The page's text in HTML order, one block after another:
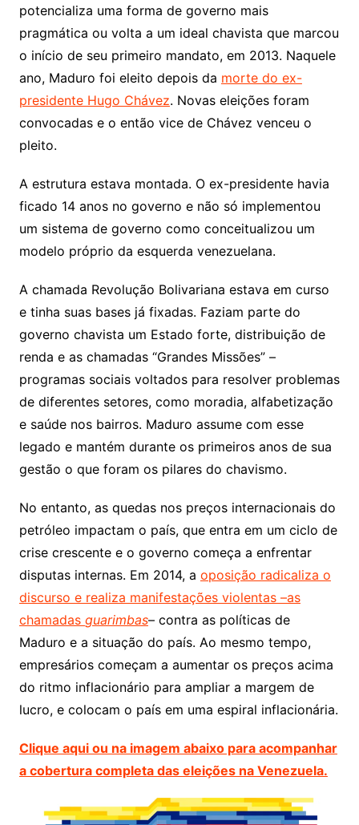
potencializa uma forma de governo mais
pragmática ou volta a um ideal chavista que marcou
o início de seu primeiro mandato, em 2013. Naquele
ano, Maduro foi eleito depois da morte do ex-
presidente Hugo Chávez. Novas eleições foram
convocadas e o então vice de Chávez venceu o
pleito.
A estrutura estava montada. O ex-presidente havia
ficado 14 anos no governo e não só implementou
um sistema de governo como conceitualizou um
modelo próprio da esquerda venezuelana.
A chamada Revolução Bolivariana estava em curso
e tinha suas bases já fixadas. Faziam parte do
governo chavista um Estado forte, distribuição de
renda e as chamadas “Grandes Missões” –
programas sociais voltados para resolver problemas
de diferentes setores, como moradia, alfabetização
e saúde nos bairros. Maduro assume com esse
legado e mantém durante os primeiros anos de sua
gestão o que foram os pilares do chavismo.
No entanto, as quedas nos preços internacionais do
petróleo impactam o país, que entra em um ciclo de
crise crescente e o governo começa a enfrentar
disputas internas. Em 2014, a oposição radicaliza o
discurso e realiza manifestações violentas –as
chamadas guarimbas– contra as políticas de
Maduro e a situação do país. Ao mesmo tempo,
empresários começam a aumentar os preços acima
do ritmo inflacionário para ampliar a margem de
lucro, e colocam o país em uma espiral inflacionária.
Clique aqui ou na imagem abaixo para acompanhar
a cobertura completa das eleições na Venezuela.